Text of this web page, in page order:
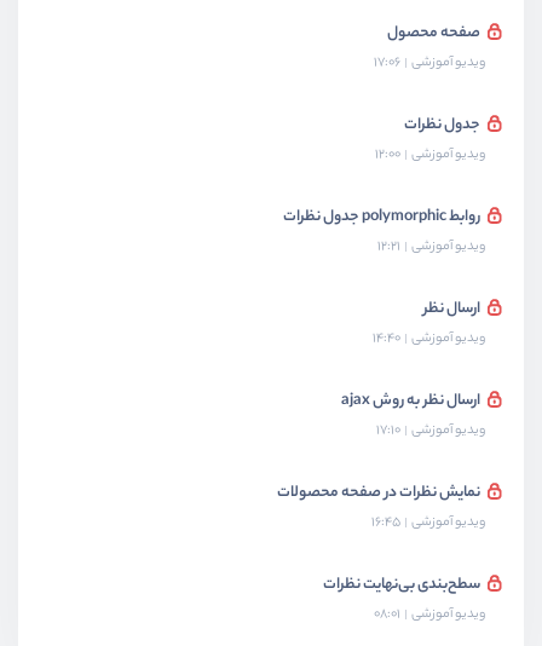
صفحه محصول
ویدیو آموزشی 17:06
جدول نظرات
ویدیو آموزشی 12:00
روابط polymorphic جدول نظرات
ویدیو آموزشی 12:21
ارسال نظر
ویدیو آموزشی 14:40
ارسال نظر به روش ajax
ویدیو آموزشی 17:10
نمایش نظرات در صفحه محصولات
ویدیو آموزشی 16:45
سطح‌بندی بی‌نهایت نظرات
ویدیو آموزشی 08:01